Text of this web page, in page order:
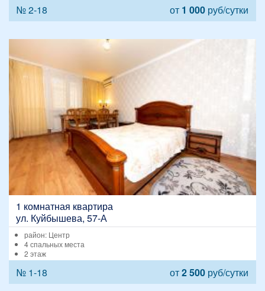
№ 2-18 от 1 000 руб/сутки
1 комнатная квартира
ул. Куйбышева, 57-А
район: Центр
4 спальных места
2 этаж
№ 1-18 от2 500 руб/сутки